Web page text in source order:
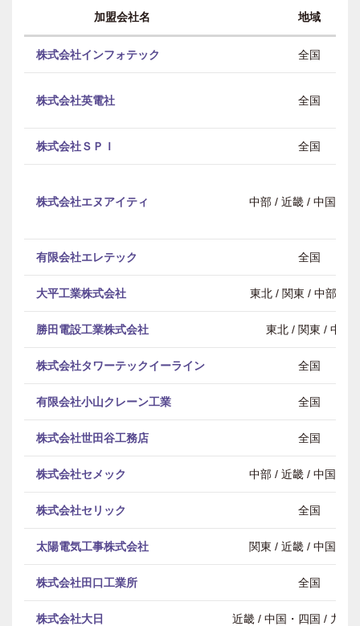
加盟会社名 地域
株式会社インフォテック 全国
株式会社英電社 全国
株式会社ＳＰＩ 全国
株式会社エヌアイティ 中部 / 近畿 / 中国・
有限会社エレテック 全国
大平工業株式会社 東北 / 関東 / 中部 / 近
勝田電設工業株式会社 東北 / 関東 / 中部
株式会社タワーテックイーライン 全国
有限会社小山クレーン工業 全国
株式会社世田谷工務店 全国
株式会社セメック 中部 / 近畿 / 中国・
株式会社セリック 全国
太陽電気工事株式会社 関東 / 近畿 / 中国・
株式会社田口工業所 全国
株式会社大日 近畿 / 中国・四国 / 九州